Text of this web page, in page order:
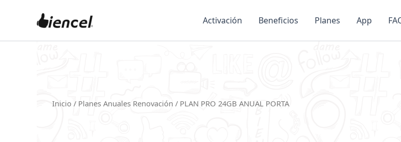
Activación Beneficios Planes App
Inicio / Planes Anuales Renovación / PLAN PRO 24GB ANUAL PORTA